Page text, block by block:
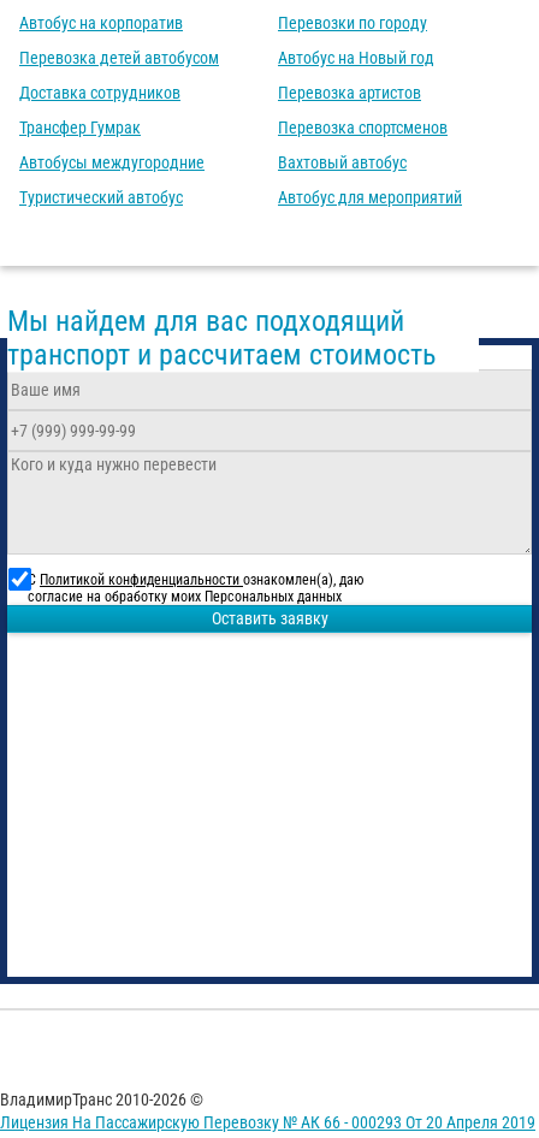
Автобус на корпоратив
Перевозка детей автобусом
Доставка сотрудников
Трансфер Гумрак
Автобусы междугородние
Туристический автобус
Перевозки по городу
Автобус на Новый год
Перевозка артистов
Перевозка спортсменов
Вахтовый автобус
Автобус для мероприятий
Мы найдем для вас подходящий
транспорт и рассчитаем стоимость
С Политикой конфиденциальности ознакомлен(а), даю
согласие на обработку моих Персональных данных
Оставить заявку
ВладимирТранс 2010-2026 ©
Лицензия На Пассажирскую Перевозку № АК 66 - 000293 От 20 Апреля 2019